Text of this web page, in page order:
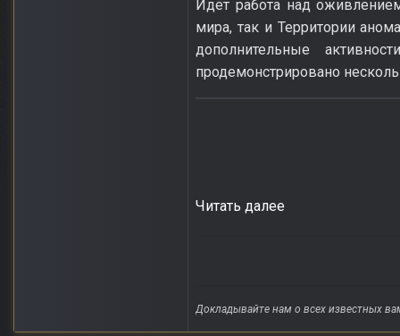
Идёт работа над
мира, так и Территории
дополнительные
продемонстрировано
Читать далее
Докладывайте нам о всех известных